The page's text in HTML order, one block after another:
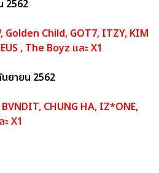
2562
Golden Child, GOT7, ITZY, KIM
, The Boyz และ X1
ยายน 2562
CHUNG HA, IZ*ONE,
X1